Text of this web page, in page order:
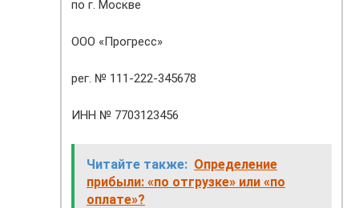
по г. Москве
ООО «Прогресс»
рег. № 111-222-345678
ИНН № 7703123456
Читайте также: Определение
прибыли: «по отгрузке» или «по
оплате»?